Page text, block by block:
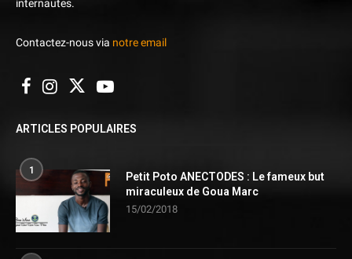
internautes.
Contactez-nous via notre email
ARTICLES POPULAIRES
1
Petit Poto ANECTODES : Le fameux but
miraculeux de Goua Marc
15/02/2018